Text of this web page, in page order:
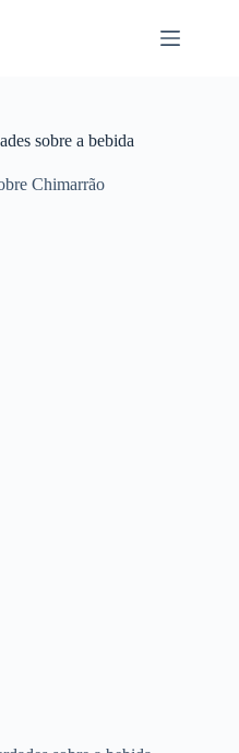
sobre a bebida
Chimarrão